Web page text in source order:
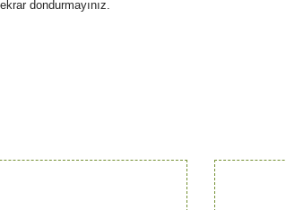
dondurmayınız.
Bu ürüne ilk yorumu siz yapın!